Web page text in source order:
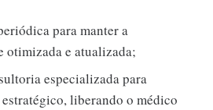
para manter a
otimizada e atualizada;
especializada para
liberando o médico